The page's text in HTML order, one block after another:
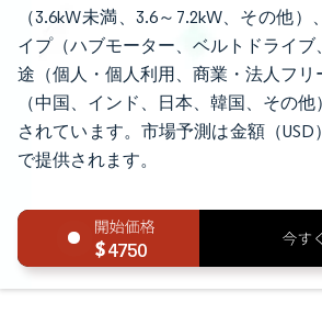
（3.6kW未満、3.6～7.2kW、その他
イプ（ハブモーター、ベルトドライ
途（個人・個人利用、商業・法人フリ
（中国、インド、日本、韓国、その
されています。市場予測は金額（USD
で提供されます。
4750